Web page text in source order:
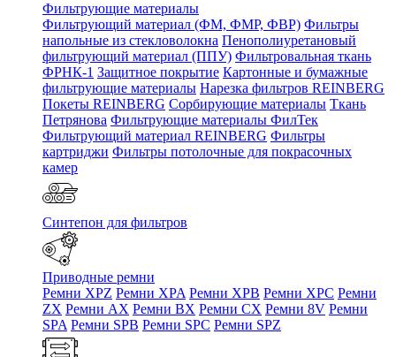
Фильтрующие материалы
Фильтрующий материал (ФМ, ФМР, ФВР) Фильтры
напольные из стекловолокна Пенополиуретановый
фильтрующий материал (ППУ) Фильтровальная ткань
ФРНК-1 Защитное покрытие Картонные и бумажные
фильтрующие материалы Нарезка фильтров REINBERG
Покеты REINBERG Сорбирующие материалы Ткань
Петрянова Фильтрующие материалы ФилТек
Фильтрующий материал REINBERG Фильтры
картриджи Фильтры потолочные для покрасочных
камер
Синтепон для фильтров
Приводные ремни
Ремни XPZ Ремни XPA Ремни XPB Ремни XPC Ремни
ZX Ремни AX Ремни BX Ремни CX Ремни 8V Ремни
SPA Ремни SPB Ремни SPC Ремни SPZ